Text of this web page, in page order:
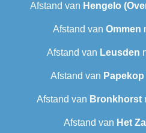
Afstand van Hengelo
Afstand van Ommen
Afstand van Leusden
Afstand van Papekop
Afstand van Bronkhorst
Afstand van Het